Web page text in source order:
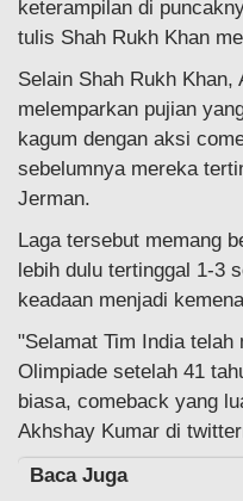
keterampilan di
tulis Shah Rukh Khan
Selain Shah Rukh Khan,
melemparkan pujian
kagum dengan aksi
sebelumnya mereka
Jerman.
Laga tersebut memang
lebih dulu tertinggal 1-3
keadaan menjadi
"Selamat Tim India telah
Olimpiade setelah 41
biasa, comeback yang
Akhshay Kumar di
Baca Juga